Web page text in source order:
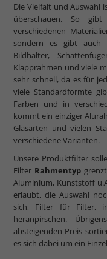
Die Vielfalt und Auswahl
überschauen. So
verschiedenen
sondern es gibt auch
Bildhalter,
Klapprahmen und viele
sehr schnell, da es für
viele Standardformte
Farben und in
kommt ein einziger
Glasarten und vielen
verschiedene Varianten.
Unsere Produktfilter
Filter Rahmentyp
Aluminium, Kunststoff
erlaubt, die Auswahl
sich, Filter für Filter,
heranpirschen.
absteigenden Preis
es sich dabei um ein